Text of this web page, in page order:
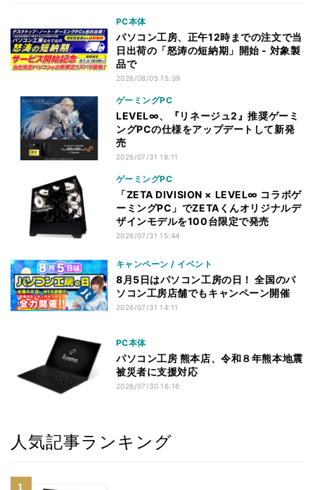
PC本体
パソコン工房、正午12時までの注文で当
日出荷の「怒涛の短納期」開始 - 対象製
品で
2026/08/05 15:39
ゲーミングPC
LEVEL∞、『リネージュ2』推奨ゲーミ
ングPCの仕様をアップデートして新発
売
2026/07/31 18:11
ゲーミングPC
「ZETA DIVISION × LEVEL∞ コラボゲ
ーミングPC」でZETAくんオリジナルデ
ザインモデルを100台限定で発売
2026/07/31 15:44
キャンペーン / イベント
8月5日はパソコン工房の日！ 全国のパ
ソコン工房店舗でもキャンペーン開催
2026/07/31 14:11
PC本体
パソコン工房 熊本店、令和８年熊本地震
被災者に支援対応
2026/07/30 16:16
人気記事ランキング